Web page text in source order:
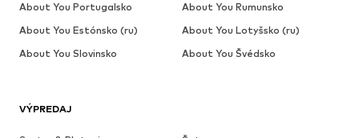
VÝPREDAJ
About You Portugalsko
About You Rumunsko
About You Estónsko (ru)
About You Lotyšsko (ru)
About You Slovinsko
About You Švédsko